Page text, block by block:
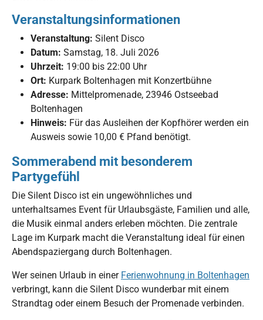
Veranstaltungsinformationen
Veranstaltung: Silent Disco
Datum: Samstag, 18. Juli 2026
Uhrzeit: 19:00 bis 22:00 Uhr
Ort: Kurpark Boltenhagen mit Konzertbühne
Adresse: Mittelpromenade, 23946 Ostseebad
Boltenhagen
Hinweis: Für das Ausleihen der Kopfhörer werden ein
Ausweis sowie 10,00 € Pfand benötigt.
Sommerabend mit besonderem
Partygefühl
Die Silent Disco ist ein ungewöhnliches und
unterhaltsames Event für Urlaubsgäste, Familien und alle,
die Musik einmal anders erleben möchten. Die zentrale
Lage im Kurpark macht die Veranstaltung ideal für einen
Abendspaziergang durch Boltenhagen.
Wer seinen Urlaub in einer Ferienwohnung in Boltenhagen
verbringt, kann die Silent Disco wunderbar mit einem
Strandtag oder einem Besuch der Promenade verbinden.